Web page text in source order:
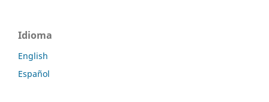
Idioma
English
Español